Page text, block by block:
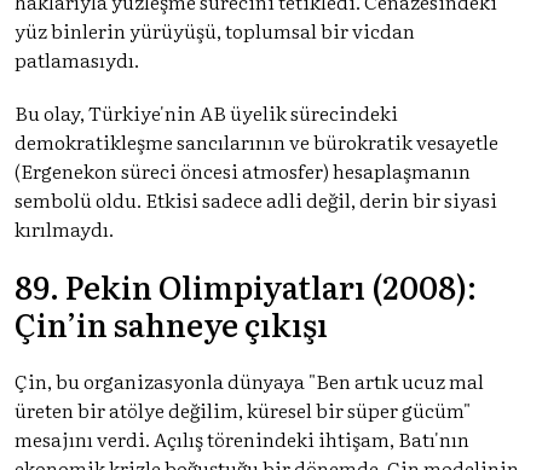
yüz binlerin yürüyüşü, toplumsal bir vicdan
patlamasıydı.
Bu olay, Türkiye'nin AB üyelik sürecindeki
demokratikleşme sancılarının ve bürokratik vesayetle
(Ergenekon süreci öncesi atmosfer) hesaplaşmanın
sembolü oldu. Etkisi sadece adli değil, derin bir siyasi
kırılmaydı.
89. Pekin Olimpiyatları (2008):
Çin’in sahneye çıkışı
Çin, bu organizasyonla dünyaya "Ben artık ucuz mal
üreten bir atölye değilim, küresel bir süper gücüm"
mesajını verdi. Açılış törenindeki ihtişam, Batı'nın